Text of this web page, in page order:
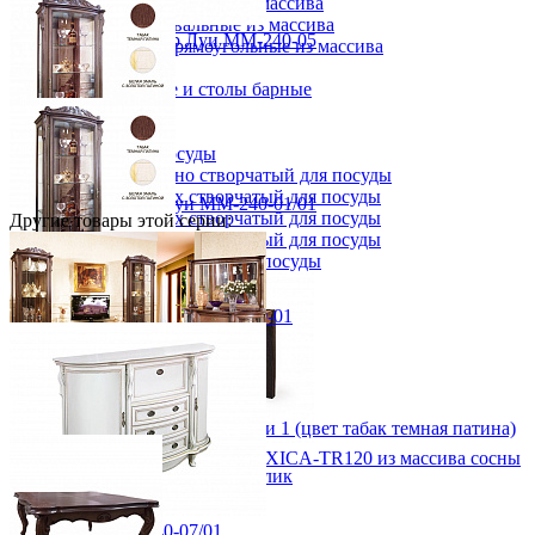
Столы овальные из массива
Столы прямоугольные из массива
Стулья
Стулья барные и столы барные
Сундуки
Табуреты
Шкафы для посуды
Шкаф 1-но створчатый для посуды
Шкаф 2-х створчатый для посуды
Шкаф 3-х створчатый для посуды
Шкаф 4-х створчатый для посуды
Шкаф угловой для посуды
Стол прямоугольный MEXICA-TR120 из массива сосны
18 840 ₽
Тумба под телевизор Луи ММ-240-05
от 230 110 ₽
199х52х60 см
В корзину
Шкаф с витриной Луи ММ-240-01/01
от 274 330 ₽
95х235х52 см
В корзину
Шкаф с витриной Луи ММ-240-01
95х235х52 см
В корзину
Другие товары этой серии:
Набор мебели для гостиной Луи 1 (цвет табак темная патина)
Быстро купить в 1 клик
Шкаф комбинированный "Луи Филипп ОВ 27.01"